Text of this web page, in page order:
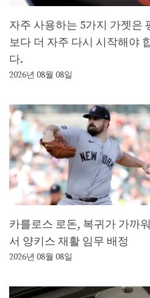
자주 사용하는 5가지 가젯은
보다 더 자주 다시 시작해야
다.
2026년 08월 08일
카를로스 로돈, 복귀가 가까
서 양키스 재활 임무 배정
2026년 08월 08일